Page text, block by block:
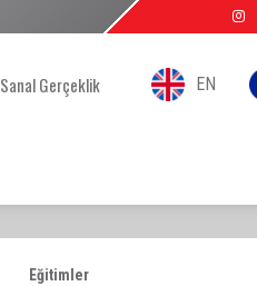
EN
Sanal Gerçeklik
Eğitimler